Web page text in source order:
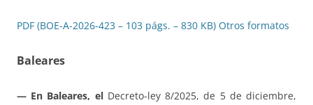
PDF (BOE-A-2026-423 – 103 págs. – 830 KB) Otros formatos
Baleares
— En Baleares, el Decreto-ley 8/2025, de 5 de diciembre,